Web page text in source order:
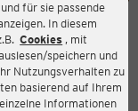
für sie passende
In diesem
Cookies , mit
speichern und
Nutzungsverhalten zu
basierend auf Ihrem
Informationen